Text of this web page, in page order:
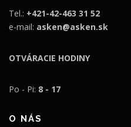
b
o
a
a
j
Tel.: +421-42-463 31 52
e-mail: asken@asken.sk
OTVÁRACIE HODINY
Po - Pi: 8 - 17
O NÁS